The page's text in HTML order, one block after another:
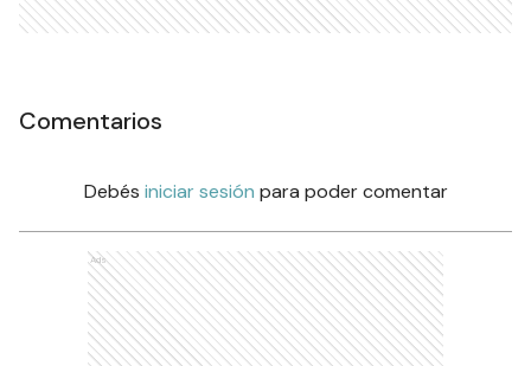
Comentarios
Debés iniciar sesión para poder comentar
Ads